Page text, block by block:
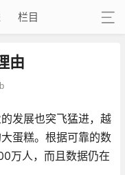
栏目
由
发展也突飞猛进，越
蛋糕。根据可靠的数
万人，而且数据仍在